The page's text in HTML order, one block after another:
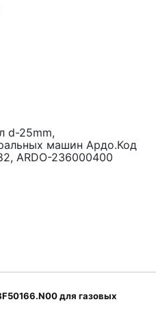
d-25mm,
машин Ардо.Код
ARDO-236000400
для газовых